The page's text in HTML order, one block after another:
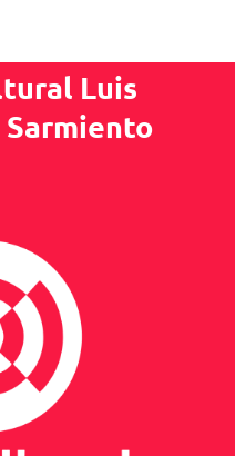
Luis
Sarmiento